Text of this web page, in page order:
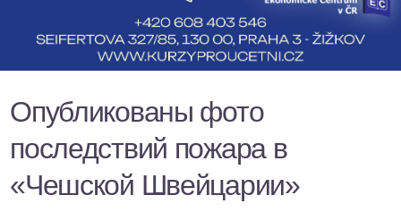
Опубликованы фото
последствий пожара в
«Чешской Швейцарии»